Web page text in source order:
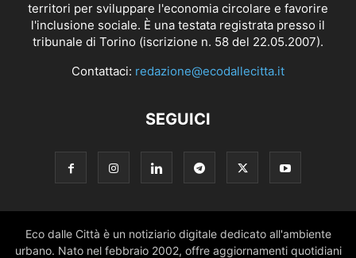
territori per sviluppare l'economia circolare e favorire
l'inclusione sociale. È una testata registrata presso il
tribunale di Torino (iscrizione n. 58 del 22.05.2007).
Contattaci: redazione@ecodallecitta.it
SEGUICI
Eco dalle Città è un notiziario digitale dedicato all'ambiente
urbano. Nato nel febbraio 2002, offre aggiornamenti quotidiani